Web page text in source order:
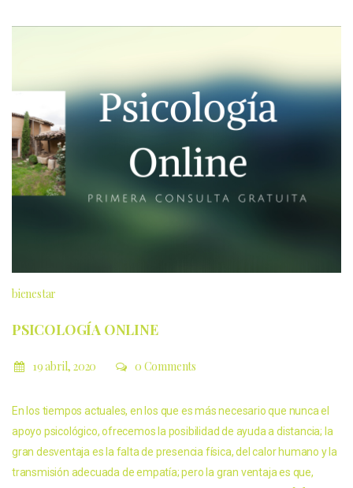
bienestar
PSICOLOGÍA ONLINE
19 abril, 2020 0 Comments
En los tiempos actuales, en los que es más necesario que nunca el
apoyo psicológico, ofrecemos la posibilidad de ayuda a distancia; la
gran desventaja es la falta de presencia física, del calor humano y la
transmisión adecuada de empatía; pero la gran ventaja es que,